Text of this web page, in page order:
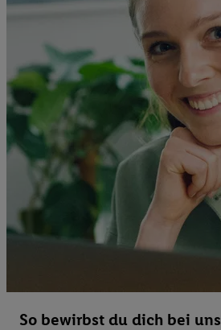
So bewirbst du dich bei uns